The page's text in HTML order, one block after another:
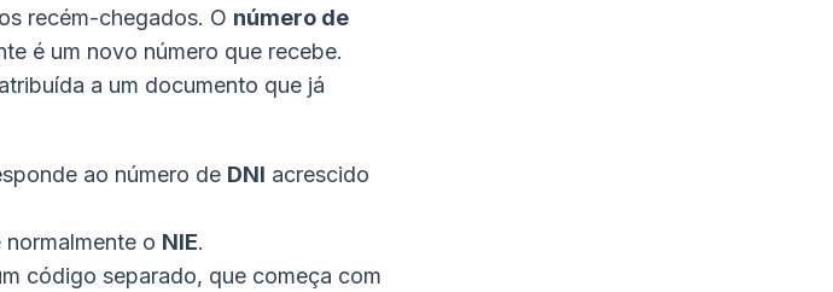
recém-chegados. O número de
é um novo número que recebe.
a um documento que já
ao número de DNI acrescido
normalmente o NIE.
código separado, que começa com